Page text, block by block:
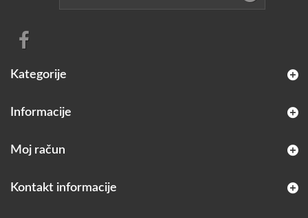
Kategorije
Informacije
Moj račun
Kontakt informacije